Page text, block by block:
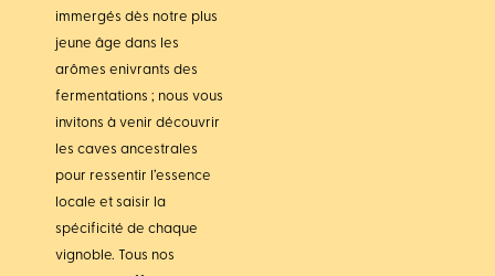
immergés dès notre plus
jeune âge dans les
arômes enivrants des
fermentations ; nous vous
invitons à venir découvrir
les caves ancestrales
pour ressentir l’essence
locale et saisir la
spécificité de chaque
vignoble. Tous nos